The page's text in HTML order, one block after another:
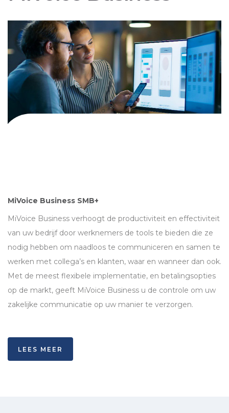
MiVoice Business SMB+
MiVoice Business verhoogt de productiviteit en effectiviteit
van uw bedrijf door werknemers de tools te bieden die ze
nodig hebben om naadloos te communiceren en samen te
werken met collega’s en klanten, waar en wanneer dan ook.
Met de meest flexibele implementatie, en betalingsopties
op de markt, geeft MiVoice Business u de controle om uw
zakelijke communicatie op uw manier te verzorgen.
LEES MEER